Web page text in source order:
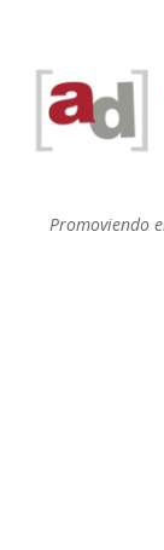
Promoviendo